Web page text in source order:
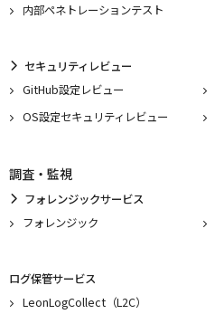
内部ペネトレーションテスト
セキュリティレビュー
GitHub設定レビュー
OS設定セキュリティレビュー
調査・監視
フォレンジックサービス
フォレンジック
ログ保管サービス
LeonLogCollect（L2C）